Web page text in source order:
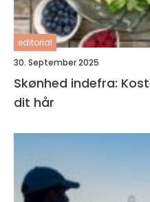
editorial
30. September 2025
Skønhed indefra:
dit hår